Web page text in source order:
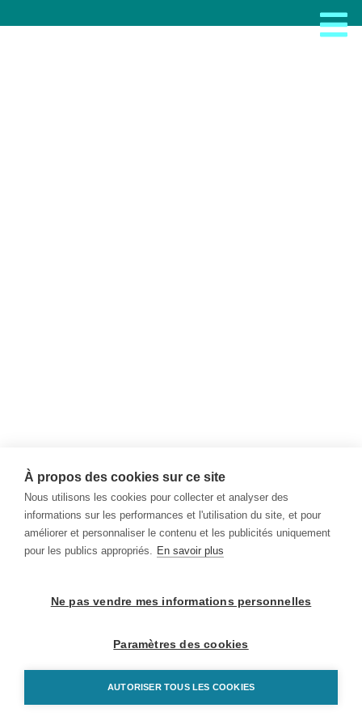
À propos des cookies sur ce site
Nous utilisons les cookies pour collecter et analyser des
informations sur les performances et l'utilisation du site, et pour
améliorer et personnaliser le contenu et les publicités uniquement
pour les publics appropriés. En savoir plus
Ne pas vendre mes informations personnelles
Paramètres des cookies
AUTORISER TOUS LES COOKIES